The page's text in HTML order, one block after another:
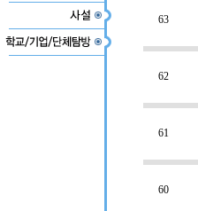
63
62
61
60